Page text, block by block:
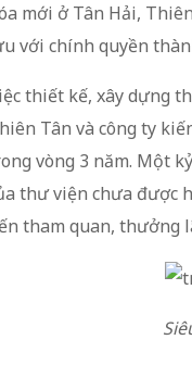
mới ở Tân Hải,
với chính quyền
thiết kế, xây dựng
Tân và công ty
vòng 3 năm. Một
thư viện chưa được
tham quan, thưởng